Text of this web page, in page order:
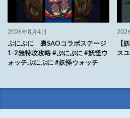
2026年8月4日
ぷにぷに 裏SAOコラボステージ
1-2無特攻攻略 #ぷにぷに #妖怪ウ
ォッチぷにぷに #妖怪ウォッチ
【
ス